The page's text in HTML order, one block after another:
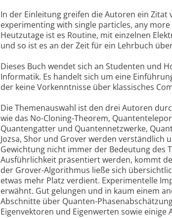
In der Einleitung greifen die Autoren ein Zitat
experimenting with single particles, any
Heutzutage ist es Routine, mit einzelnen
und so ist es an der Zeit für ein Lehrbuch
Dieses Buch wendet sich an Studenten und
Informatik. Es handelt sich um eine
der keine Vorkenntnisse über klassisches
Die Themenauswahl ist den drei Autoren
wie das No-Cloning-Theorem,
Quantengatter und Quantennetzwerke,
Jozsa, Shor und Grover werden
Gewichtung nicht immer der Bedeutung des
Ausführlichkeit präsentiert werden, kommt
der Grover-Algorithmus ließe sich
etwas mehr Platz verdient. Experimentelle
erwähnt. Gut gelungen und in kaum einem
Abschnitte über Quanten-
Eigenvektoren und Eigenwerten sowie einige